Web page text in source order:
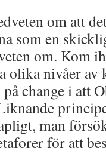
om att
som en
om. Kom
olika nivåer
change i att
man
för att